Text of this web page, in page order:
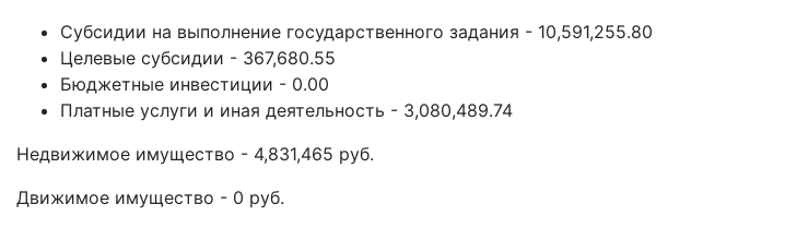
Субсидии на выполнение государственного задания - 10,591,255.80
Целевые субсидии - 367,680.55
Бюджетные инвестиции - 0.00
Платные услуги и иная деятельность - 3,080,489.74
Недвижимое имущество - 4,831,465 руб.
Движимое имущество - 0 руб.